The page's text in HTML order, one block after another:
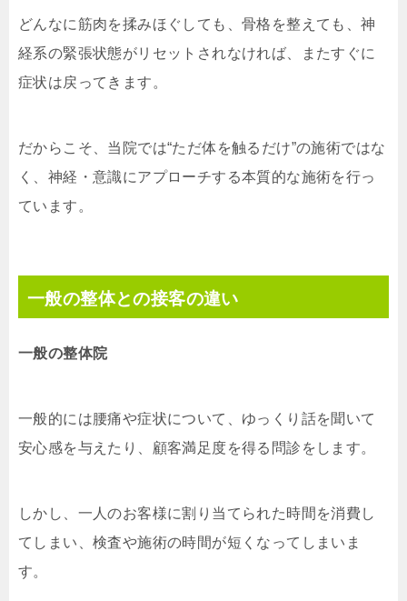
どんなに筋肉を揉みほぐしても、骨格を整えても、神
経系の緊張状態がリセットされなければ、またすぐに
症状は戻ってきます。
だからこそ、当院では“ただ体を触るだけ”の施術ではな
く、神経・意識にアプローチする本質的な施術を行っ
ています。
一般の整体との接客の違い
一般の整体院
一般的には腰痛や症状について、ゆっくり話を聞いて
安心感を与えたり、顧客満足度を得る問診をします。
しかし、一人のお客様に割り当てられた時間を消費し
てしまい、検査や施術の時間が短くなってしまいま
す。